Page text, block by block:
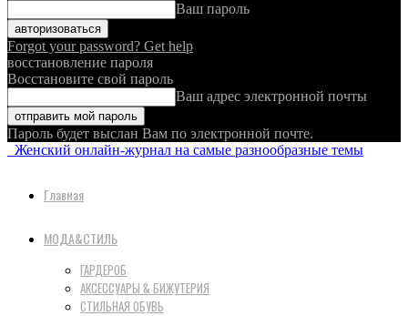
Ваш пароль
Forgot your password? Get help
восстановление пароля
Восстановите свой пароль
Ваш адрес электронной почты
Пароль будет выслан Вам по электронной почте.
Женский онлайн-журнал на самые разнообразные темы
Главная
МОДА&СТИЛЬ
ГАРДЕРОБ
АКСЕССУАРЫ & БИЖУТЕРИЯ
СТИЛЬНАЯ ОБУВЬ